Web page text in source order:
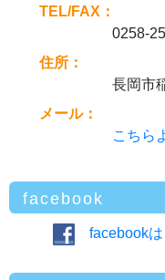
TEL/FAX：
0258-
住所：
長岡市
メール：
こちら
facebook
facebookは